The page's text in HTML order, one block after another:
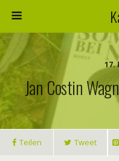
17.
Jan Costin
Teilen Tweet